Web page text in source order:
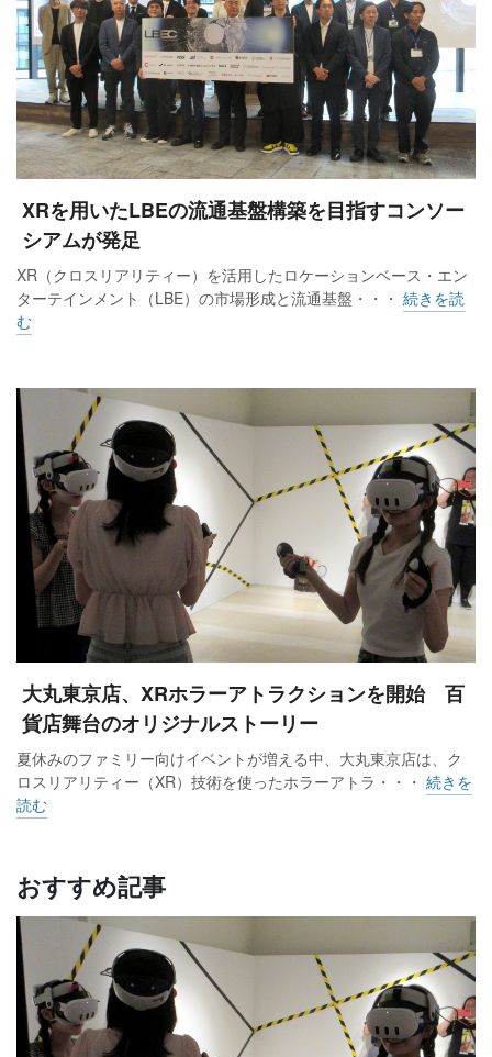
る。
北館地下1階は「お酒の元につながりが生まれる場所」がコン
セプトで、酒売場には専門ショップを導入するなど品揃えを
大幅に拡充。酒売場全体の面積は約2.9倍、品揃えは約2.7倍と
なる。レストランゾーンは、地元の飲食店を中心に構成し、
昼夜問わず楽めるゾーンとなる。
北館6階は美とリラクゼーションを提供するフロアで、ラグジ
ュアリーコスメブランドの国内初展開となるサロンなどが登
場する。
空間設計・デザインパートナーには「永山祐子建築設計」を
起用。百貨店として建てられた明治時代の松坂屋に多く使わ
れていた「銅」と「真鍮」を店装に使用し、未来と過去を織
り交ぜたオリジナリティある空間を創出する。
XRを用いたLBEの流通基盤構築を目指すコンソー
シアムが発足
XR（クロスリアリティー）を活用したロケーションベース・エン
ターテインメント（LBE）の市場形成と流通基盤・・・ 続きを読
む
大丸東京店、XRホラーアトラクションを開始 百
貨店舞台のオリジナルストーリー
夏休みのファミリー向けイベントが増える中、大丸東京店は、ク
ロスリアリティー（XR）技術を使ったホラーアトラ・・・ 続きを
読む
おすすめ記事